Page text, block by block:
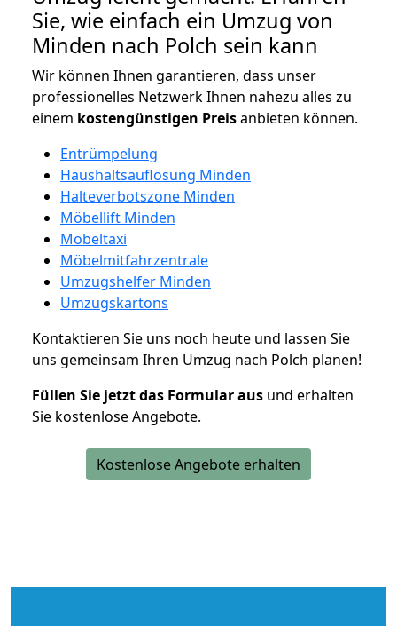
Sie, wie einfach ein Umzug von
Minden nach Polch sein kann
Wir können Ihnen garantieren, dass unser
professionelles Netzwerk Ihnen nahezu alles zu
einem kostengünstigen Preisanbieten können.
Entrümpelung
Haushaltsauflösung Minden
Halteverbotszone Minden
Möbellift Minden
Möbeltaxi
Möbelmitfahrzentrale
Umzugshelfer Minden
Umzugskartons
Kontaktieren Sie uns noch heute und lassen Sie
uns gemeinsam Ihren Umzug nach Polch planen!
Füllen Sie jetzt das Formular aus und erhalten
Sie kostenlose Angebote.
Kostenlose Angebote erhalten